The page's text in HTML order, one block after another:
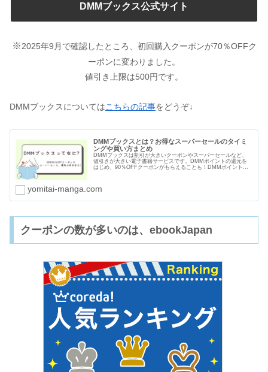
DMMブックス公式サイト
※2025年9月で確認したところ、初回購入クーポンが70％OFFク
ーポンに変わりました。
値引き上限は500円です。
DMMブックスについてはこちらの記事をどうぞ↓
DMMブックスとは？お得なスーパーセールのタイミ
ングや買い方まとめ
DMMブックスは割引が大きいクーポンやスーパーセールなど、
値引きが大きい電子書籍サービスです。DMMポイントの還元を
はじめ、90％OFFクーポンがもらえることも！DMMポイントは
yomitai-manga.com
クーポンの数が多いのは、ebookJapan